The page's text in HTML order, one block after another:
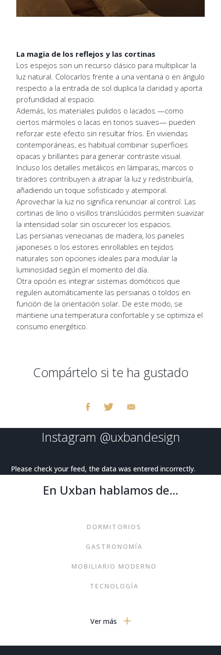
La magia de los reflejos y las cortinas
Los espejos son un recurso clásico para multiplicar la
luz natural. Colocarlos frente a una ventana o en ángulo
respecto a la entrada de sol duplica la claridad y aporta
profundidad al espacio.
Además, los materiales pulidos o lacados —como
ciertos mármoles o lacas en tonos suaves— pueden
reforzar este efecto sin resultar fríos. En viviendas
contemporáneas, es habitual combinar superficies
opacas y brillantes para generar contraste visual.
Incluso los detalles metálicos en lámparas, marcos o
tiradores contribuyen a atrapar la luz y redistribuirla,
añadiendo un toque sofisticado y atemporal.
Aprovechar la luz no significa renunciar al control. Las
cortinas de lino o visillos translúcidos permiten suavizar
la intensidad solar sin oscurecer los espacios.
Las persianas venecianas de madera, los paneles
japoneses o los estores enrollables en tejidos
naturales son opciones ideales para modular la
luminosidad según el momento del día.
Otra opción es integrar sistemas domóticos que
regulen automáticamente las persianas o toldos en
función de la orientación solar. De este modo, se
mantiene una temperatura confortable y se optimiza el
consumo energético.
Compártelo si te ha gustado
Instagram @uxbandesign
Please check your feed, the data was entered incorrectly.
En Uxban hablamos de…
DORMITORIOS
GASTRONOMÍA
MOBILIARIO MODERNO
TECNOLOGÍA
ARTE
MODA
Ver más